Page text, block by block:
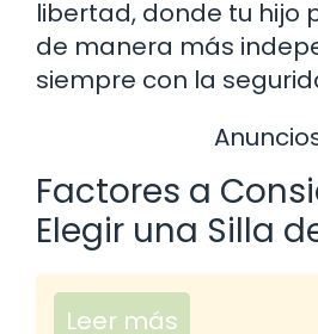
libertad, donde tu hijo
de manera más
siempre con la
Factores a
Elegir una Silla
Leer más